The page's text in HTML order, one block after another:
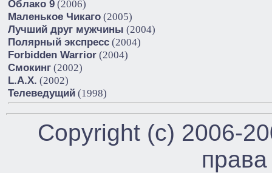
Облако 9 (2006)
Маленькое Чикаго (2005)
Лучший друг мужчины (2004)
Полярный экспресс (2004)
Forbidden Warrior (2004)
Смокинг (2002)
L.A.X. (2002)
Телеведущий (1998)
Copyright (c) 2006-